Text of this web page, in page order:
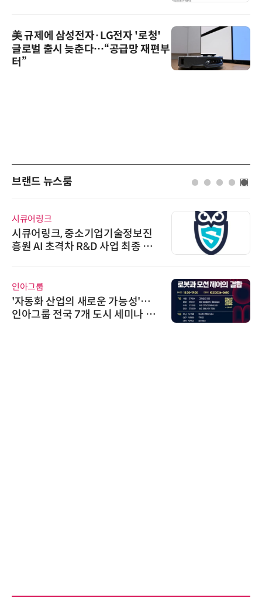
美 규제에 삼성전자·LG전자 '로청'
글로벌 출시 늦춘다…“공급망 재편부
터”
브랜드 뉴스룸
시큐어링크
시큐어링크, 중소기업기술정보진
흥원 AI 초격차 R&D 사업 최종 선
인아그룹
'자동화 산업의 새로운 가능성'…
인아그룹 전국 7개 도시 세미나 페